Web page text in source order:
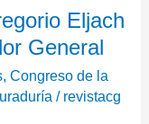
Eljach
General
,Congreso de la
/ revistacg